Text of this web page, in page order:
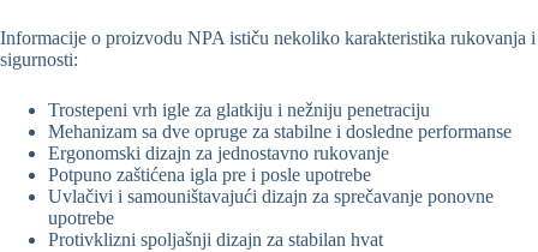
Informacije o proizvodu NPA ističu nekoliko karakteristika rukovanja i
sigurnosti:
Trostepeni vrh igle za glatkiju i nežniju penetraciju
Mehanizam sa dve opruge za stabilne i dosledne performanse
Ergonomski dizajn za jednostavno rukovanje
Potpuno zaštićena igla pre i posle upotrebe
Uvlačivi i samouništavajući dizajn za sprečavanje ponovne
upotrebe
Protivklizni spoljašnji dizajn za stabilan hvat